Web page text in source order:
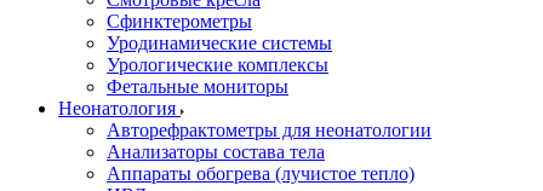
Сфинктерометры
Уродинамические системы
Урологические комплексы
Фетальные мониторы
Неонатология
Авторефрактометры для неонатологии
Анализаторы состава тела
Аппараты обогрева (лучистое тепло)